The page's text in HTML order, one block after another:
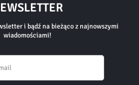
i bądź na bieżąco z najnowszymi
wiadomościami!